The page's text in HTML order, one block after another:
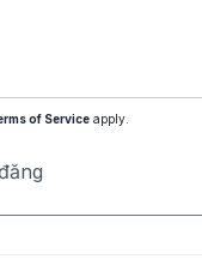
of Service apply.